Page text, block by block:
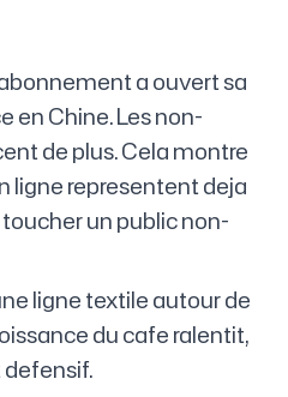
a ouvert sa
en Chine. Les non-
de plus. Cela montre
ligne representent deja
un public non-
ligne textile autour de
du cafe ralentit,